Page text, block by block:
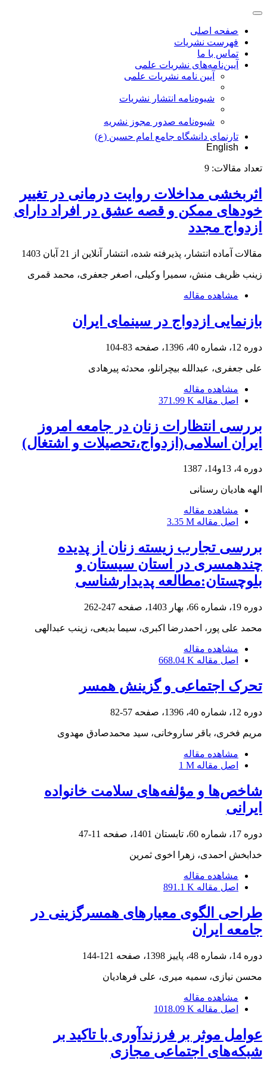
صفحه اصلی
فهرست نشریات
تماس با ما
آیین‌نامه‌های نشریات علمی
آیین نامه نشریات علمی
شیوه‌نامه انتشار نشریات
شیوهنامه صدور مجوز نشریه
تارنمای دانشگاه جامع امام حسین (ع)
English
تعداد مقالات: 9
اثربخشی مداخلات روایت درمانی در تغییر
خودهای ممکن و قصه عشق در افراد دارای
ازدواج مجدد
مقالات آماده انتشار، پذیرفته شده، انتشار آنلاین از 21 آبان 1403
زینب ظریف منش، سمیرا وکیلی، اصغر جعفری، محمد قمری
مشاهده مقاله
بازنمایی ازدواج در سینمای ایران
دوره 12، شماره 40، 1396، صفحه 83-104
علی جعفری، عبدالله بیچرانلو، محدثه پیرهادی
مشاهده مقاله
اصل مقاله 371.99 K
بررسی انتظارات زنان در جامعه امروز
ایران اسلامی(ازدواج،تحصیلات و اشتغال)
دوره 4، 13و14، 1387
الهه هادیان رسنانی
مشاهده مقاله
اصل مقاله 3.35 M
بررسی تجارب زیسته زنان از پدیده
چندهمسری در استان سیستان و
بلوچستان:مطالعه پدیدارشناسی
دوره 19، شماره 66، بهار 1403، صفحه 247-262
محمد علی پور، احمدرضا اکبری، سیما بدیعی، زینب عبدالهی
مشاهده مقاله
اصل مقاله 668.04 K
تحرک اجتماعی و گزینش همسر
دوره 12، شماره 40، 1396، صفحه 57-82
مریم فخری، باقر ساروخانی، سید محمدصادق مهدوی
مشاهده مقاله
اصل مقاله 1 M
شاخص‌ها و مؤلفه‌های سلامت خانواده
ایرانی
دوره 17، شماره 60، تابستان 1401، صفحه 11-47
خدابخش احمدی، زهرا اخوی ثمرین
مشاهده مقاله
اصل مقاله 891.1 K
طراحی الگوی معیارهای همسرگزینی در
جامعه ایران
دوره 14، شماره 48، پاییز 1398، صفحه 121-144
محسن نیازی، سمیه میری، علی فرهادیان
مشاهده مقاله
اصل مقاله 1018.09 K
عوامل موثر بر فرزندآوری با تاکید بر
شبکه‌های اجتماعی مجازی